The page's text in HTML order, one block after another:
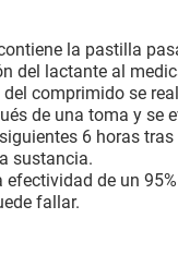
la pastilla
del lactante al
comprimido se
de una toma y se
6 horas tras
sustancia.
de un
fallar.